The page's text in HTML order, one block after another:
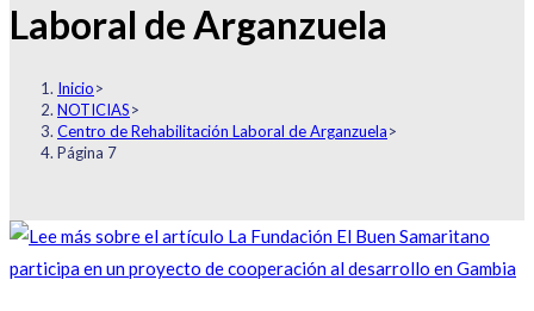
Laboral de Arganzuela
Inicio>
NOTICIAS>
Centro de Rehabilitación Laboral de Arganzuela>
Página 7